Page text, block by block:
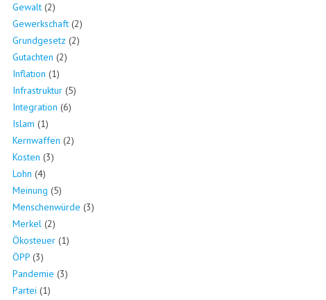
Gewalt (2)
Gewerkschaft (2)
Grundgesetz (2)
Gutachten (2)
Inflation (1)
Infrastruktur (5)
Integration (6)
Islam (1)
Kernwaffen (2)
Kosten (3)
Lohn (4)
Meinung (5)
Menschenwürde (3)
Merkel (2)
Ökosteuer (1)
ÖPP (3)
Pandemie (3)
Partei (1)